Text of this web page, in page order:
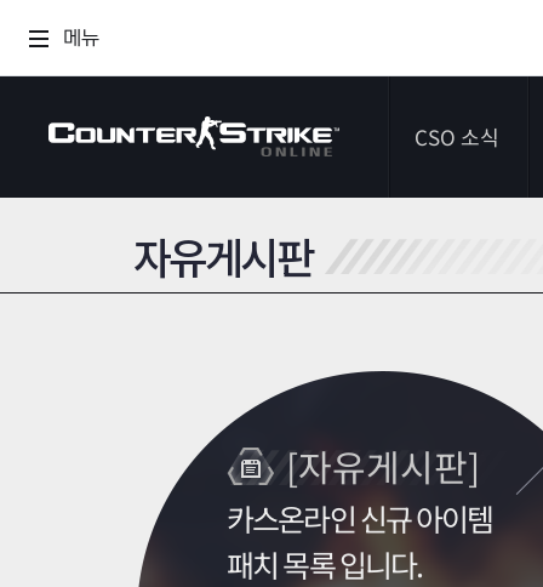
메뉴
CSO 소식
자유게시판
[자유게시판]
카스온라인 신규 아이템
패치 목록 입니다.